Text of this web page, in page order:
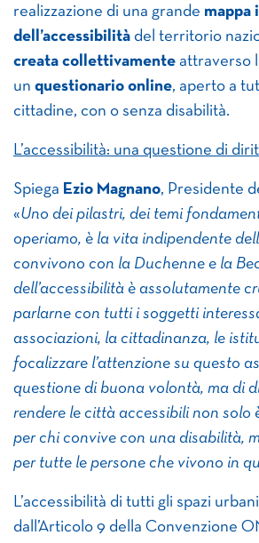
realizzazione di una grande mappa
dell’accessibilità del territorio
creata collettivamente attraverso
un questionario online, aperto a
cittadine, con o senza disabilità.
L’accessibilità: una questione di
Spiega Ezio Magnano, Presidente
«Uno dei pilastri, dei temi
operiamo, è la vita indipendente
convivono con la Duchenne e la
dell’accessibilità è assolutamente
parlarne con tutti i soggetti
associazioni, la cittadinanza, le
focalizzare l’attenzione su questo
questione di buona volontà, ma di
rendere le città accessibili non solo
per chi convive con una disabilità,
per tutte le persone che vivono in
L’accessibilità di tutti gli spazi
dall’Articolo 9 della Convenzione